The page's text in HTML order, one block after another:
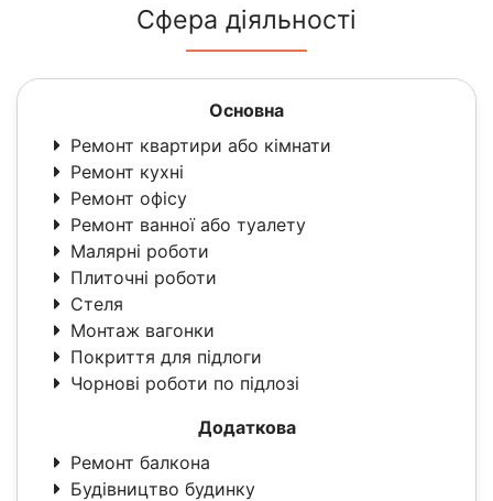
Сфера діяльності
Основна
Ремонт квартири або кімнати
Ремонт кухні
Ремонт офісу
Ремонт ванної або туалету
Малярні роботи
Плиточні роботи
Стеля
Монтаж вагонки
Покриття для підлоги
Чорнові роботи по підлозі
Додаткова
Ремонт балкона
Будівництво будинку